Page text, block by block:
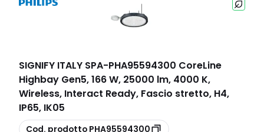
SIGNIFY ITALY SPA-PHA95594300 CoreLine
Highbay Gen5, 166 W, 25000 lm, 4000 K,
Wireless, Interact Ready, Fascio stretto, H4,
IP65, IK05
copia
Cod. prodotto PHA95594300